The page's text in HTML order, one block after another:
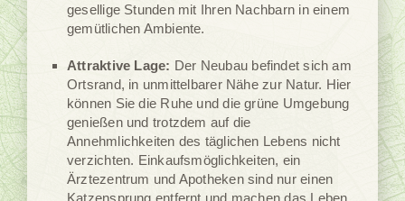
gesellige Stunden mit Ihren Nachbarn in einem
gemütlichen Ambiente.
Attraktive Lage: Der Neubau befindet sich am
Ortsrand, in unmittelbarer Nähe zur Natur. Hier
können Sie die Ruhe und die grüne Umgebung
genießen und trotzdem auf die
Annehmlichkeiten des täglichen Lebens nicht
verzichten. Einkaufsmöglichkeiten, ein
Ärztezentrum und Apotheken sind nur einen
Katzensprung entfernt und machen das Leben